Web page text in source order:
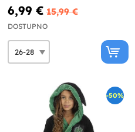
6,99 € 15,99 €
DOSTUPNO
-50%